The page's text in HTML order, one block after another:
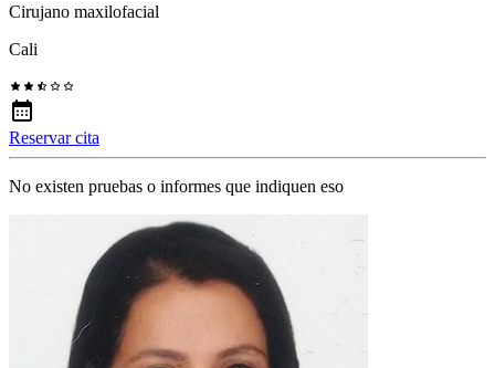
Cirujano maxilofacial
Cali
Reservar cita
No existen pruebas o informes que indiquen eso